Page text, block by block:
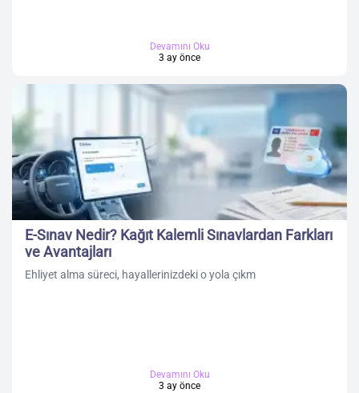
Devamını Oku
3 ay önce
E-Sınav Nedir? Kağıt Kalemli Sınavlardan Farkları
ve Avantajları
Ehliyet alma süreci, hayallerinizdeki o yola çıkm
Devamını Oku
3 ay önce